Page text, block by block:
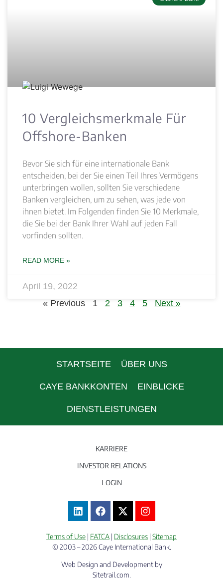
10 Vergleichsmerkmale Für
Offshore-Banken
Bevor Sie sich für eine internationale Bank
entscheiden, bei der Sie einen Teil Ihres Vermögens
unterbringen wollen, sollten Sie verschiedene
Banken vergleichen, um zu sehen, was jede von
ihnen bietet. Im Folgenden finden Sie 10 Merkmale,
die Sie bei der Bank Ihrer Wahl auf jeden Fall
vorfinden sollten.
READ MORE »
April 19, 2022
« Previous
1 2 3 4 5 Next »
STARTSEITE ÜBER UNS
CAYE BANKKONTEN EINBLICKE
DIENSTLEISTUNGEN
KARRIERE
INVESTOR RELATIONS
LOGIN
Terms of Use | FATCA | Disclosures | Sitemap
© 2003 – 2026 Caye International Bank.
Web Design and Development by
Sitetrail.com.